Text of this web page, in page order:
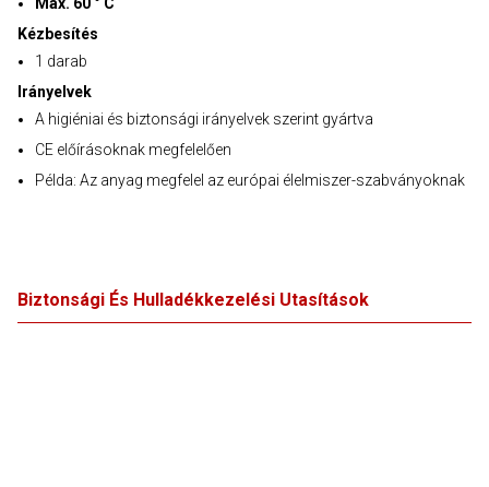
Kézbesítés
1 darab
Irányelvek
A higiéniai és biztonsági irányelvek szerint gyártva
CE előírásoknak megfelelően
Példa: Az anyag megfelel az európai élelmiszer-szabványoknak
Biztonsági És Hulladékkezelési Utasítások